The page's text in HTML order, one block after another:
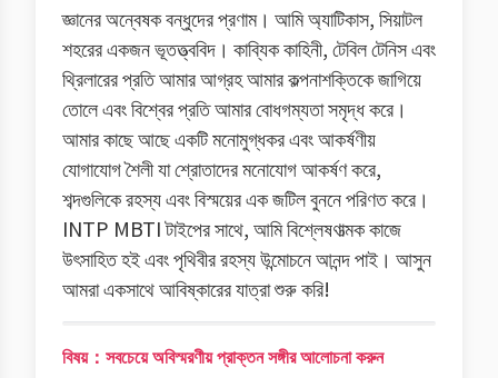
জ্ঞানের অন্বেষক বন্ধুদের প্রণাম। আমি অ্যাটিকাস, সিয়াটল
শহরের একজন ভূতত্ত্ববিদ। কাব্যিক কাহিনী, টেবিল টেনিস এবং
থ্রিলারের প্রতি আমার আগ্রহ আমার কল্পনাশক্তিকে জাগিয়ে
তোলে এবং বিশ্বের প্রতি আমার বোধগম্যতা সমৃদ্ধ করে।
আমার কাছে আছে একটি মনোমুগ্ধকর এবং আকর্ষণীয়
যোগাযোগ শৈলী যা শ্রোতাদের মনোযোগ আকর্ষণ করে,
শব্দগুলিকে রহস্য এবং বিস্ময়ের এক জটিল বুননে পরিণত করে।
INTP MBTI টাইপের সাথে, আমি বিশ্লেষণাত্মক কাজে
উৎসাহিত হই এবং পৃথিবীর রহস্য উন্মোচনে আনন্দ পাই। আসুন
আমরা একসাথে আবিষ্কারের যাত্রা শুরু করি!
বিষয়：সবচেয়ে অবিস্মরণীয় প্রাক্তন সঙ্গীর আলোচনা করুন